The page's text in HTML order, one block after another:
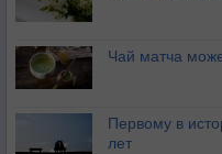
Чай матча
Первому в
лет